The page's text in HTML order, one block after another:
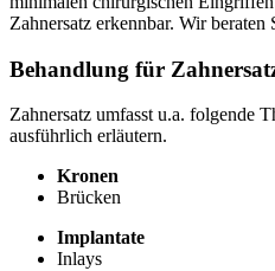
Zahnersatz erkennbar. Wir beraten
Behandlung für
Zahnersatz umfasst u.a. folgende
ausführlich erläutern.
Kronen
Brücken
Implantate
Inlays